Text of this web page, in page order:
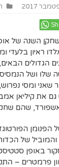
שחקן השנה של
ראיון
הגדולים
שלו ושל הנמסיס
שאני ומסי
גם את קיליאן
שהם
הפנומן
של
באופן
פרמטרים –